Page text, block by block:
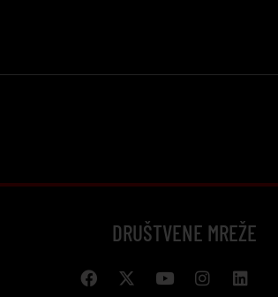
DRUŠTVENE MREŽE